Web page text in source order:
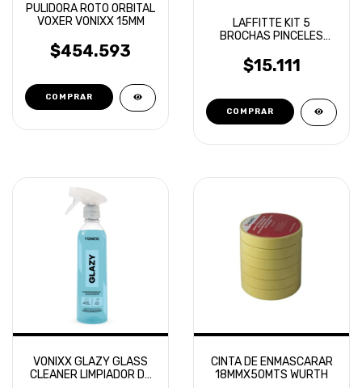
PULIDORA ROTO ORBITAL
VOXER VONIXX 15MM
$454.593
LAFFITTE KIT 5
BROCHAS PINCELES
DETAILING
$15.111
VONIXX GLAZY GLASS
CLEANER LIMPIADOR DE
CINTA DE ENMASCARAR
18MMX50MTS WURTH